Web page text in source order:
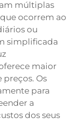
múltiplas
ocorrem ao
ou
simplificada
maior
preços. Os
para
a
dos seus